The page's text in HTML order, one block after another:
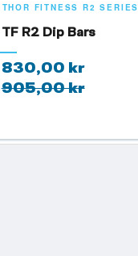
THOR FITNESS R2 SERIES
TF R2 Dip Bars
830,00 kr
905,00 kr